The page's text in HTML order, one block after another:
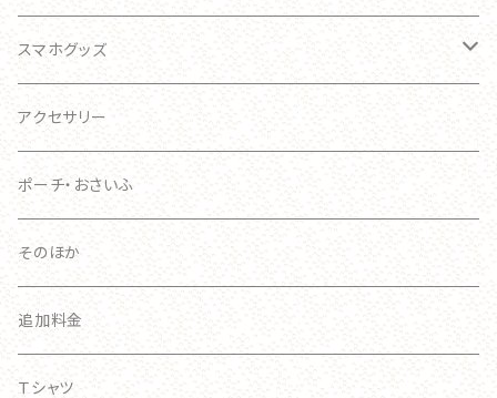
ブローチ
おおきい
キーホルダー
スマホグッズ
スマホケース
手帳型ケース
スマホリング
アクセサリー
ポーチ・おさいふ
そのほか
追加料金
Ｔシャツ